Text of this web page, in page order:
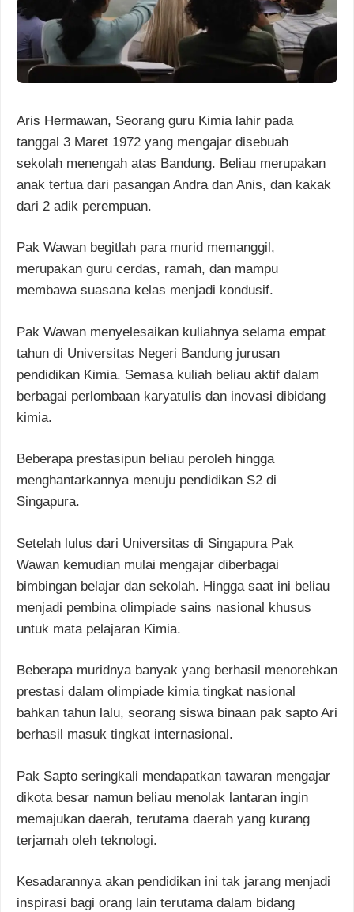
Aris Hermawan, Seorang guru Kimia lahir pada
tanggal 3 Maret 1972 yang mengajar disebuah
sekolah menengah atas Bandung. Beliau merupakan
anak tertua dari pasangan Andra dan Anis, dan kakak
dari 2 adik perempuan.
Pak Wawan begitlah para murid memanggil,
merupakan guru cerdas, ramah, dan mampu
membawa suasana kelas menjadi kondusif.
Pak Wawan menyelesaikan kuliahnya selama empat
tahun di Universitas Negeri Bandung jurusan
pendidikan Kimia. Semasa kuliah beliau aktif dalam
berbagai perlombaan karyatulis dan inovasi dibidang
kimia.
Beberapa prestasipun beliau peroleh hingga
menghantarkannya menuju pendidikan S2 di
Singapura.
Setelah lulus dari Universitas di Singapura Pak
Wawan kemudian mulai mengajar diberbagai
bimbingan belajar dan sekolah. Hingga saat ini beliau
menjadi pembina olimpiade sains nasional khusus
untuk mata pelajaran Kimia.
Beberapa muridnya banyak yang berhasil menorehkan
prestasi dalam olimpiade kimia tingkat nasional
bahkan tahun lalu, seorang siswa binaan pak sapto Ari
berhasil masuk tingkat internasional.
Pak Sapto seringkali mendapatkan tawaran mengajar
dikota besar namun beliau menolak lantaran ingin
memajukan daerah, terutama daerah yang kurang
terjamah oleh teknologi.
Kesadarannya akan pendidikan ini tak jarang menjadi
inspirasi bagi orang lain terutama dalam bidang